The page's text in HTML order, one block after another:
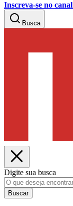
Inscreva-se no canal
Busca
Digite sua busca
Buscar